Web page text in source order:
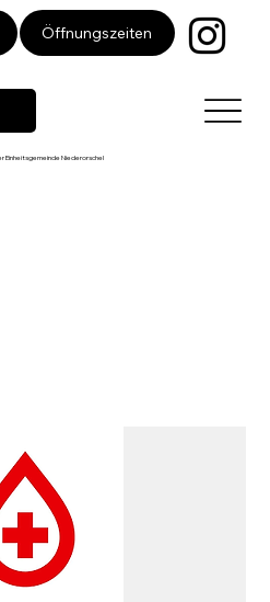
Öffnungszeiten
Einheitsgemeinde Niederorschel